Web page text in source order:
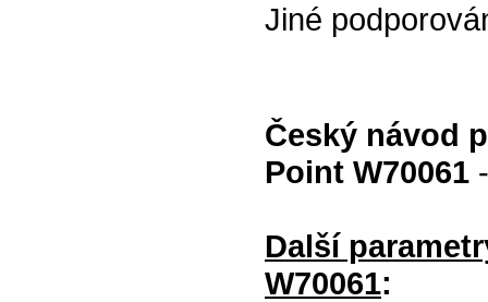
Jiné
Český návod
Point W70061
Další
W70061: